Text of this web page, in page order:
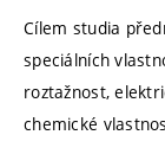
Cílem studia
speciálních
roztažnost,
chemické